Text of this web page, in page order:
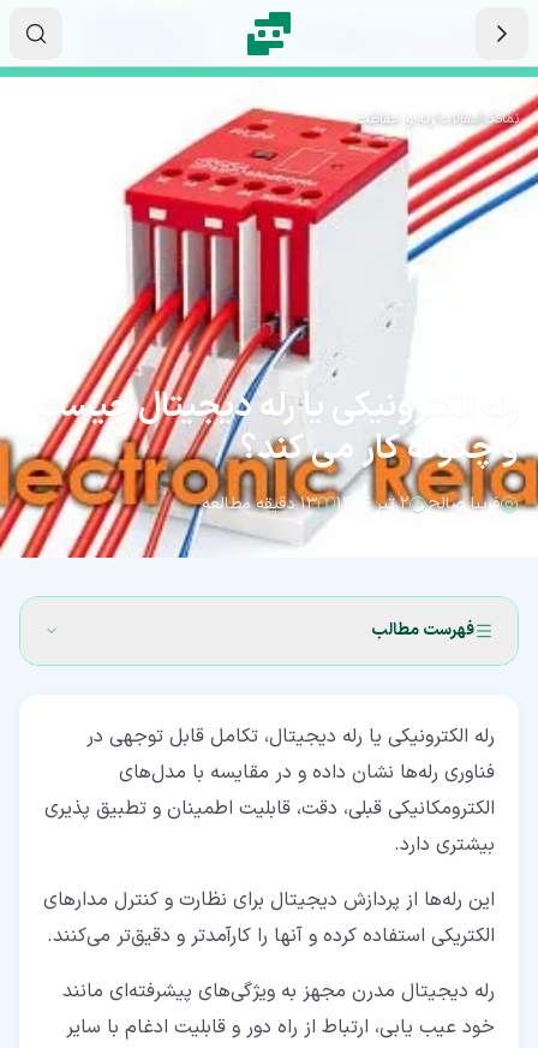
نماتک/مقالات رله و حفاظت
رله الکترونیکی یا رله دیجیتال چیست
و چگونه کار می کند؟
فریبا صالح ۲ تیر ۱۴۰۴ ۱۳ دقیقه مطالعه
فهرست مطالب
۱‏-‏۲‏- هدف استفاده از رله الکتریکی
۱‏-‏۳‏- مدار رله الکترونیکی چیست؟
۲‏- رله الکترونیکی چگونه کار می‌کند؟
۲‏-‏۱‏- نکات مهم در رابطه با رله الکترونیکی
۳‏- انواع رله‌های الکترونیکی
رله‌ الکترونیکی یا رله دیجیتال، تکامل قابل توجهی در
فناوری رله‌ها نشان داده و در مقایسه با مدل‌های
الکترومکانیکی قبلی، دقت، قابلیت اطمینان و تطبیق ‌پذیری
بیشتری دارد.
این رله‌ها از پردازش دیجیتال برای نظارت و کنترل مدارهای
الکتریکی استفاده کرده و آنها را کارآمدتر و دقیق‌تر می‌کنند.
رله‌ دیجیتال مدرن مجهز به ویژگی‌های پیشرفته‌ای مانند
خود عیب‌ یابی، ارتباط از راه دور و قابلیت‌ ادغام با سایر